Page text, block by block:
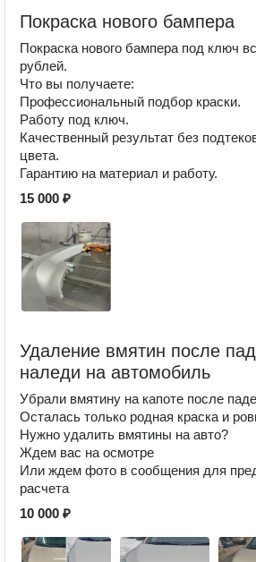
Покраска нового бампера
Покраска нового бампера под ключ
рублей.
Что вы получаете:
Профессиональный подбор краски.
Работу под ключ.
Качественный результат без
цвета.
Гарантию на материал и работу.
15 000 ₽
Удаление вмятин после
наледи на автомобиль
Убрали вмятину на капоте после
Осталась только родная краска и
Нужно удалить вмятины на авто?
Ждем вас на осмотре
Или ждем фото в сообщения для
расчета
10 000 ₽